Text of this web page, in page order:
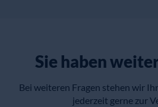
Sie haben
Bei weiteren Fragen stehen wir
jederzeit gerne zur